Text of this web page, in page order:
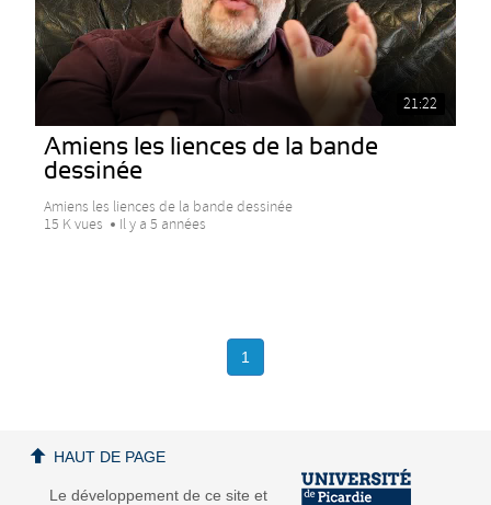
21:22
Amiens les liences de la bande
dessinée
Amiens les liences de la bande dessinée
15 K vues
Il y a 5 années
1
Le développement de ce site et
HAUT DE PAGE